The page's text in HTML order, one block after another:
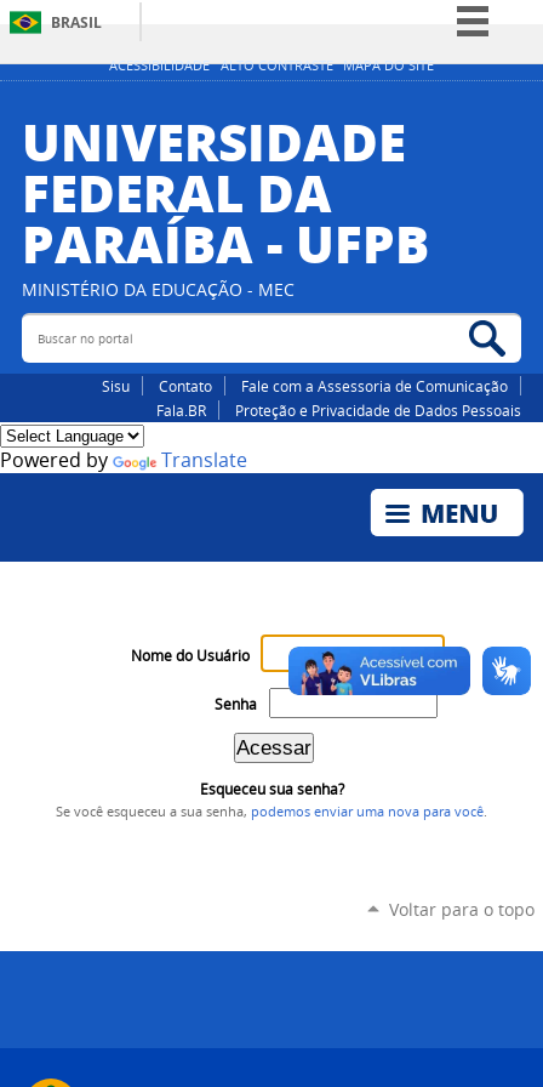
ACESSIBILIDADE ALTO CONTRASTE MAPA DO SITE
BRASIL
Simplifique!
Participe
Acesso à informação
Canais
UNIVERSIDADE
FEDERAL DA
PARAÍBA - UFPB
MINISTÉRIO DA EDUCAÇÃO - MEC
Buscar no portal
Sisu Contato
Fale com a Assessoria de Comunicação
Fala.BR
Proteção e Privacidade de Dados Pessoais
Powered by Translate
Nome do Usuário
Senha
Esqueceu sua senha?
Se você esqueceu a sua senha, podemos enviar uma nova para você
Voltar para o topo